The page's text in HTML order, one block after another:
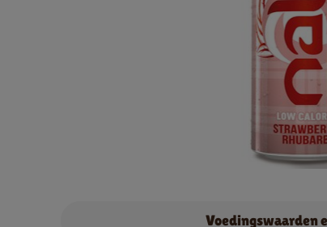
App
Jobs
Voedingswaarden